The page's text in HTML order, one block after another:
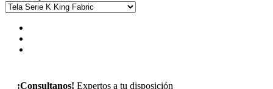
¡Consultanos! Expertos a tu disposición